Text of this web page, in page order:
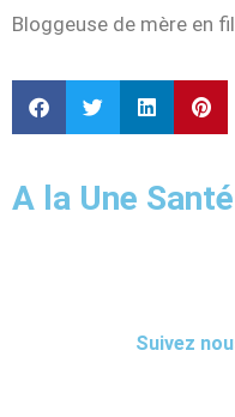
Bloggeuse de mère en
A la Une
Suivez